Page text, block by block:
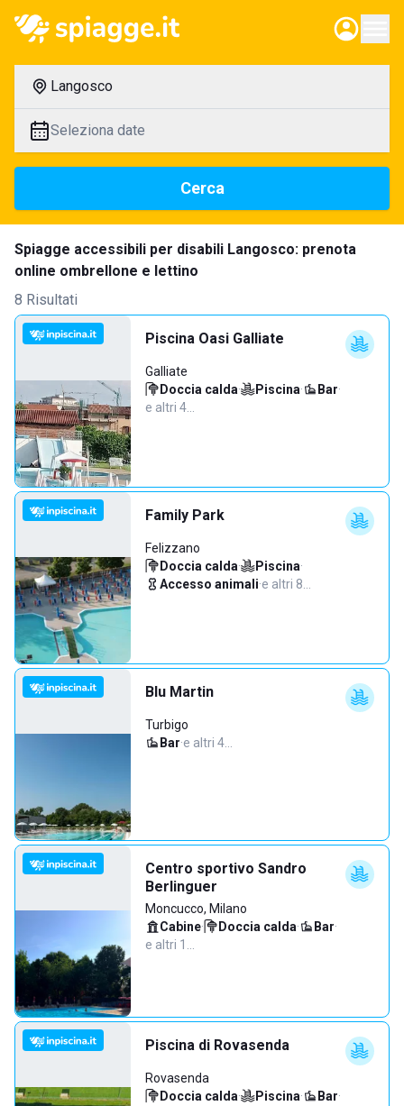
Langosco
Seleziona date
Cerca
Spiagge accessibili per disabili Langosco: prenota
online ombrellone e lettino
8 Risultati
Piscina Oasi Galliate
Galliate
Doccia calda· Piscina· Bar·
e altri 4…
Family Park
Felizzano
Doccia calda· Piscina·
Accesso animali·e altri 8…
Blu Martin
Turbigo
Bar·e altri 4…
Centro sportivo Sandro
Berlinguer
Moncucco, Milano
Cabine· Doccia calda· Bar·
e altri 1…
Piscina di Rovasenda
Rovasenda
Doccia calda· Piscina· Bar·